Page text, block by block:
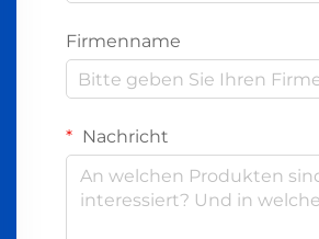
Firmenname
Nachricht